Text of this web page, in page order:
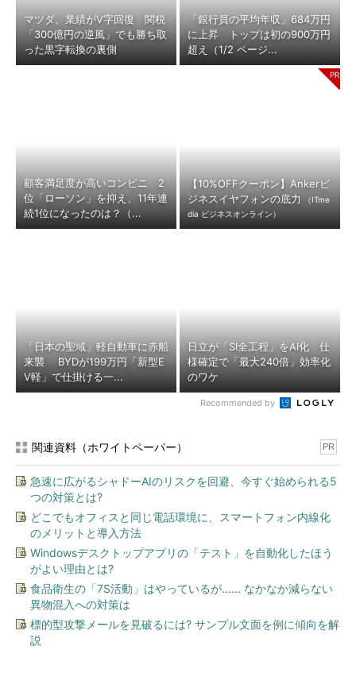
マツダ、業績がV字回復 関税
「300億円の逆風」でも勝ち取
った黒字転換の裏側
「銀行員の平均年収」684万円
に上昇 トップは初の900万円
超え（1/2 ページ...
顧客満足度が高いコンビニ 2
位「ローソン」を抑え、11年連
続1位になったのは？（...
【10%OFFクーポン】Ankerビ
ジネスイヤフォンの底力
（ITme
dia ビジネスオンライン）
「日本の聖域」軽自動車に赤船
来襲 BYDが199万円「新型E
V軽」で仕掛ける一...
日立が「SI全工程」をAI化 仕
様確定で「最大240倍」効率化
のワケ
Recommended by
関連資料（ホワイトペーパー） PR
急速に広がるシャドーAIのリスクを回避、今すぐ始められる5
つの対策とは?
どこでもオフィスと同じ電話環境に、スマートフォン内線化
のメリットと導入方法
Windowsデスクトップアプリの「テスト」を自動化したほう
がよい理由とは?
食品衛生の「7S活動」はやっているが...... なかなか減らない
異物混入への対策は
標的型攻撃メールを見破るには? サンプル文面を例に傾向を解
説